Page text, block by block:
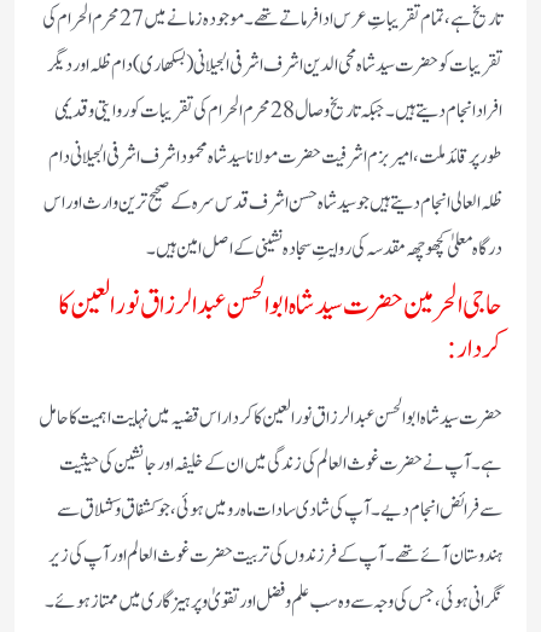
تاریخ ہے، تمام تقریباتِ عرس ادا فرماتے تھے۔ موجودہ زمانے میں 27 محرم الحرام کی
تقریبات کو حضرت سید شاہ محی الدین اشرف اشرفی الجیلانی (بسکھاری) دام ظلہ اور دیگر
افراد انجام دیتے ہیں۔ جبکہ تاریخ وصال 28 محرم الحرام کی تقریبات کو روایتی و قدیمی
طور پر قائد ملت، امیر بزم اشرفیت حضرت مولانا سید شاہ محمود اشرف اشرفی الجیلانی دام
ظلہ العالی انجام دیتے ہیں جو سید شاہ حسن اشرف قدس سرہ کے صحیح ترین وارث اور اس
درگاہ معلیٰ کچھوچھہ مقدسہ کی روایتِ سجادہ نشینی کے اصل امین ہیں۔
حاجی الحرمین حضرت سید شاہ ابو الحسن عبد الرزاق نورالعین کا
کردار:
حضرت سید شاہ ابو الحسن عبد الرزاق نور العین کا کردار اس قضیہ میں نہایت اہمیت کا حامل
ہے۔ آپ نے حضرت غوث العالم کی زندگی میں ان کے خلیفہ اور جانشین کی حیثیت
سے فرائض انجام دیے۔ آپ کی شادی سادات ماہ رو میں ہوئی، جو کشفاق و کشلاق سے
ہندوستان آئے تھے۔ آپ کے فرزندوں کی تربیت حضرت غوث العالم اور آپ کی زیر
نگرانی ہوئی، جس کی وجہ سے وہ سب علم و فضل اور تقویٰ و پرہیزگاری میں ممتاز ہوئے۔